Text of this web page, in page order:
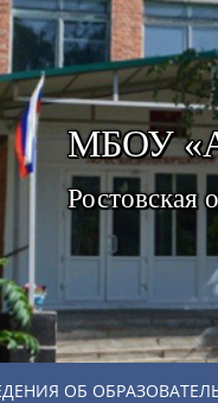
МБОУ
Ростовская
ОБ